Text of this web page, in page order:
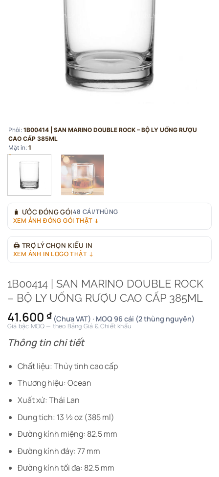
Phôi: 1B00414 | SAN MARINO DOUBLE ROCK – BỘ LY UỐNG RƯỢU
CAO CẤP 385ML
Mặt in: 1
🧳 ƯỚC ĐÓNG GÓI48 CÁI/THÙNG
XEM ẢNH ĐÓNG GÓI THẬT ↓
🖨 TRỢ LÝ CHỌN KIỂU IN
XEM ẢNH IN LOGO THẬT ↓
1B00414 | SAN MARINO DOUBLE ROCK
– BỘ LY UỐNG RƯỢU CAO CẤP 385ML
41.600 ₫ (Chưa VAT) · MOQ 96 cái (2 thùng nguyên)
Giá bậc MOQ — theo Bảng Giá & Chiết khấu
Thông tin chi tiết
Chất liệu: Thủy tinh cao cấp
Thương hiệu: Ocean
Xuất xứ: Thái Lan
Dung tích: 13 ½ oz (385 ml)
Đường kính miệng: 82.5 mm
Đường kính đáy: 77 mm
Đường kính tối đa: 82.5 mm